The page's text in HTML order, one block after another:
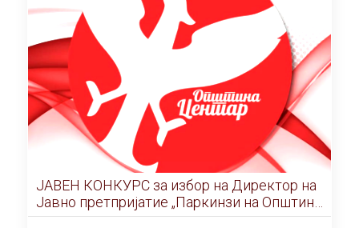
Договорот за закуп со најповолниот
понудувач.
ЈАВЕН КОНКУРС за избор на Директор на
Јавно претпријатие „Паркинзи на Општина
Центар“ – Скопје